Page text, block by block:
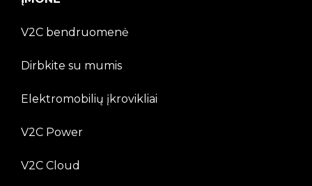
V2C bendruomenė
Dirbkite su mumis
Elektromobilių įkrovikliai
V2C Power
V2C Cloud